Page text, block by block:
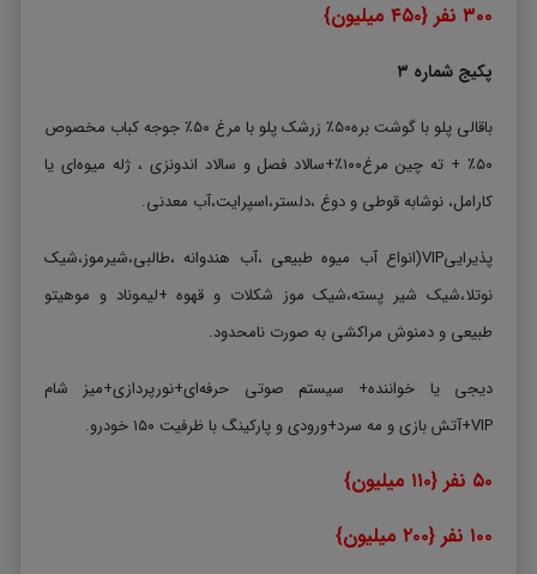
۳۰۰ نفر {۴۵۰ میلیون}
پکیج شماره ۳
باقالی پلو با گوشت بره۵۰٪ زرشک پلو با مرغ ۵۰٪ جوجه کباب مخصوص
۵۰٪ + ته چین مرغ۱۰۰٪+سالاد فصل و سالاد اندونزی ، ژله میوه‌ای یا
کارامل، نوشابه قوطی و دوغ ،دلستر،اسپرایت،آب معدنی.
پذیراییVIP(انواع آب میوه طبیعی ،آب هندوانه ،طالبی،شیرموز،شیک
نوتلا،شیک شیر پسته،شیک موز شکلات و قهوه +لیموناد و موهیتو
طبیعی و دمنوش مراکشی به صورت نامحدود.
دیجی یا خواننده+ سیستم صوتی حرفه‌ای+نورپردازی+میز شام
VIP+آتش بازی و مه سرد+ورودی و پارکینگ با ظرفیت ۱۵۰ خودرو.
۵۰ نفر {۱۱۰ میلیون}
۱۰۰ نفر {۲۰۰ میلیون}